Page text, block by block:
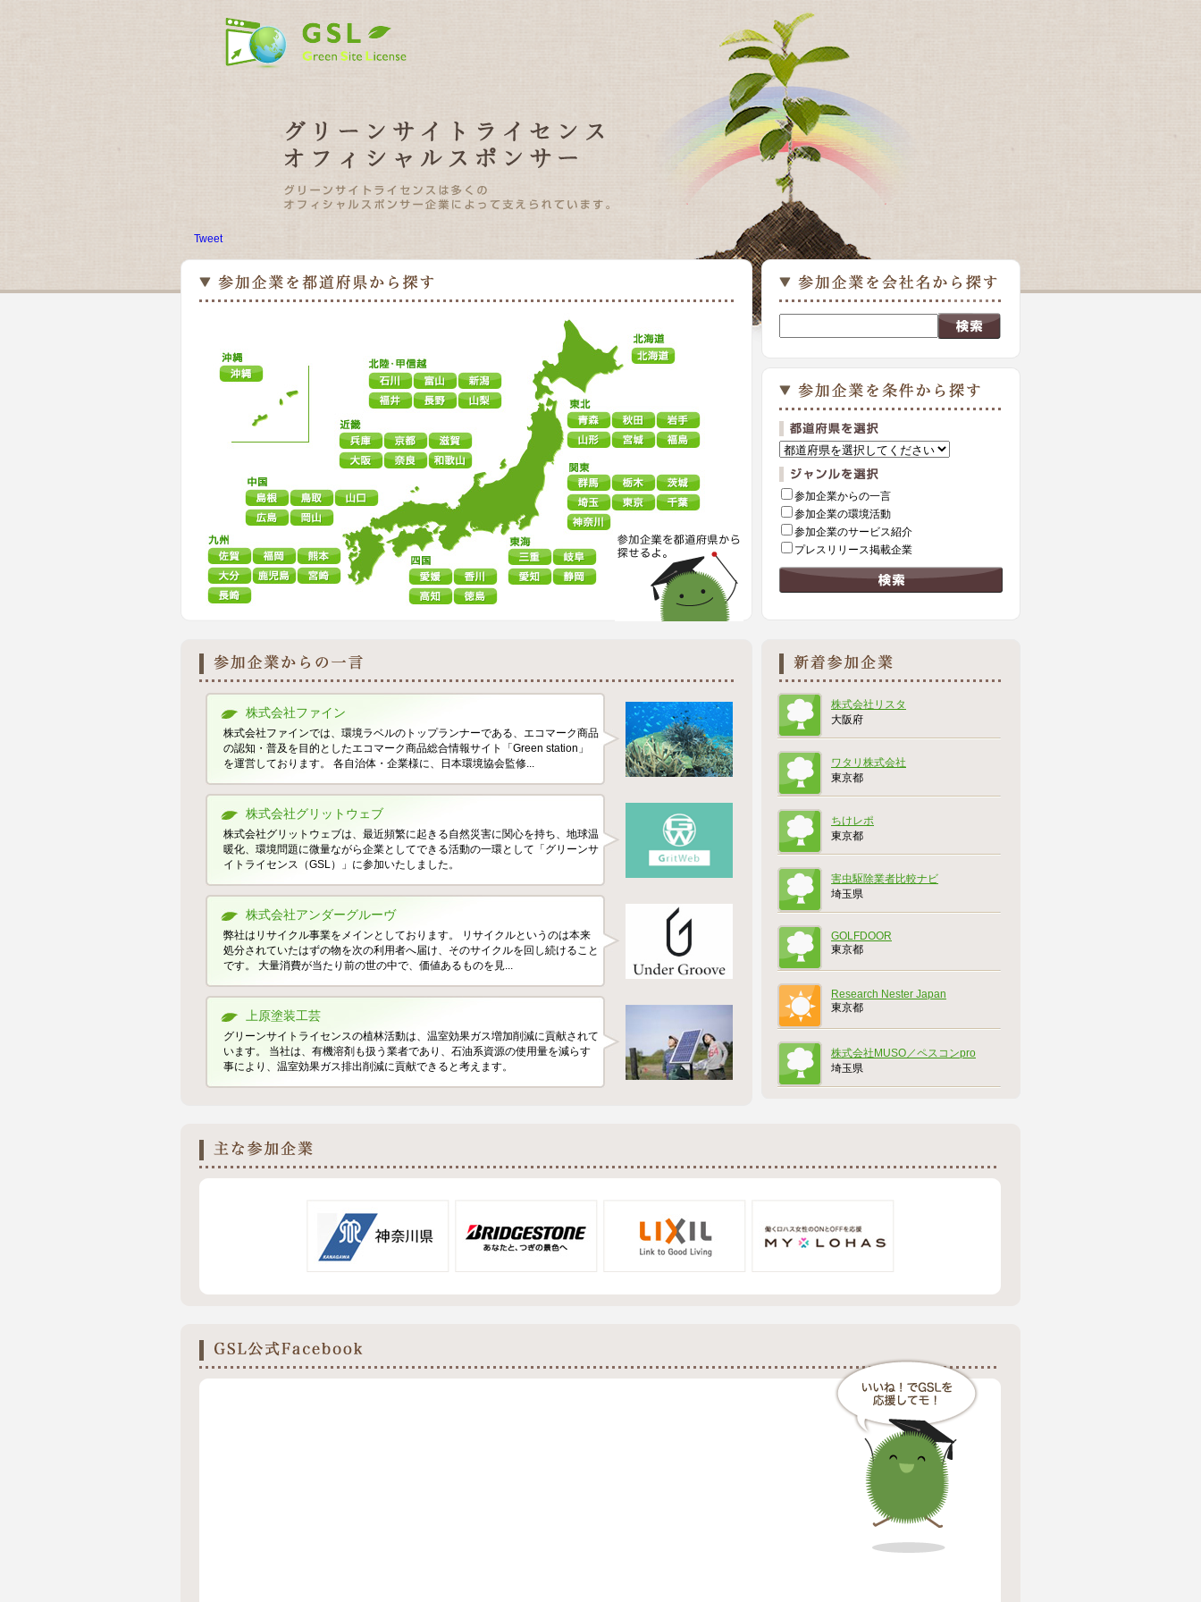
Tweet
参加企業からの一言
参加企業の環境活動
参加企業のサービス紹介
プレスリリース掲載企業
株式会社ファイン
株式会社ファインでは、環境ラベルのトップランナーである、エコマーク商品
の認知・普及を目的としたエコマーク商品総合情報サイト「Green station」
を運営しております。 各自治体・企業様に、日本環境協会監修...
株式会社グリットウェブ
株式会社グリットウェブは、最近頻繁に起きる自然災害に関心を持ち、地球温
暖化、環境問題に微量ながら企業としてできる活動の一環として「グリーンサ
イトライセンス（GSL）」に参加いたしました。
株式会社アンダーグルーヴ
弊社はリサイクル事業をメインとしております。 リサイクルというのは本来
処分されていたはずの物を次の利用者へ届け、そのサイクルを回し続けること
です。 大量消費が当たり前の世の中で、価値あるものを見...
上原塗装工芸
グリーンサイトライセンスの植林活動は、温室効果ガス増加削減に貢献されて
います。 当社は、有機溶剤も扱う業者であり、石油系資源の使用量を減らす
事により、温室効果ガス排出削減に貢献できると考えます。
きかけを直接行えるものではありません。 しかしながら、ごく小さな活動で
あってもやれることから、そしてできることから始めるということ...
株式会社ディスカバリー
小さな事でもみんなで行動し、クリーンな地球の未来を！ 株式会社ディスカ
バリーは、設立当初よりチームマイナス６％にも参加しています。
中小企業でのCSR活動は、大企業における活動のように大規模・多角的な働
きかけを直接行えるものではありません。 しかしながら、ごく小さな活動で
あってもやれることから、そしてできることから始めるということ...
株式会社リスタ
大阪府
ワタリ株式会社
東京都
ちけレポ
東京都
害虫駆除業者比較ナビ
埼玉県
GOLFDOOR
東京都
Research Nester Japan
東京都
株式会社MUSO／ペスコンpro
埼玉県
株式会社ゼンシン
一般社団法人 全国鳥獣害・衛生防除協会
大阪府
YOLOZ株式会社
岩手県
AI比較ラボ
沖縄ハイヤー・タクシーBSO